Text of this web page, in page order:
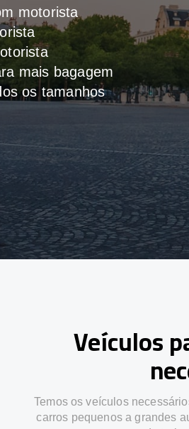
motorista
mais bagagem
os tamanhos
Veículos
Temos os veículos
carros pequenos a grandes